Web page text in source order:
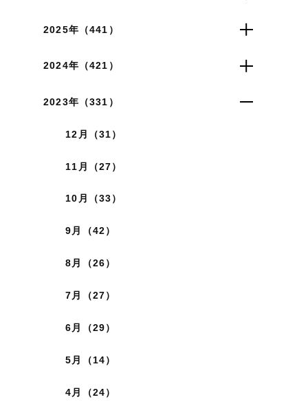
2025年（441）
2024年（421）
2023年（331）
12月（31）
11月（27）
10月（33）
9月（42）
8月（26）
7月（27）
6月（29）
5月（14）
4月（24）